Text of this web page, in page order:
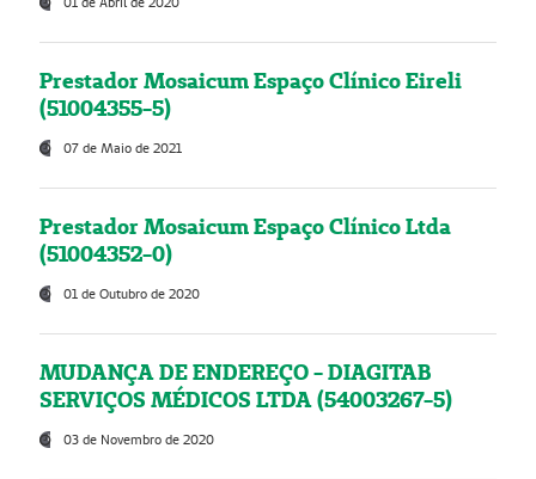
Prestador Mosaicum Espaço Clínico Eireli
(51004355-5)
07 de Maio de 2021
Prestador Mosaicum Espaço Clínico Ltda
(51004352-0)
01 de Outubro de 2020
MUDANÇA DE ENDEREÇO - DIAGITAB
SERVIÇOS MÉDICOS LTDA (54003267-5)
03 de Novembro de 2020